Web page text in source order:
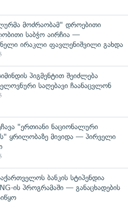
მოძრაობამ" დროებითი
საბჭო აირჩია —
ირაკლი ფავლენიშვილი გახდა
პიგმენტით შეიძლება
საღებავი ჩაანაცვლონ
"ერთიანი ნაციონალური
ყრილობაზე მივიდა — პირველი
ბანკის სტიპენდია
ის პროგრამაში — განაცხადების